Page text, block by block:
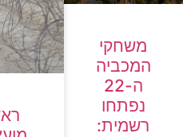
משחקי
המכביה
ה-22
נפתחו
רשמית: